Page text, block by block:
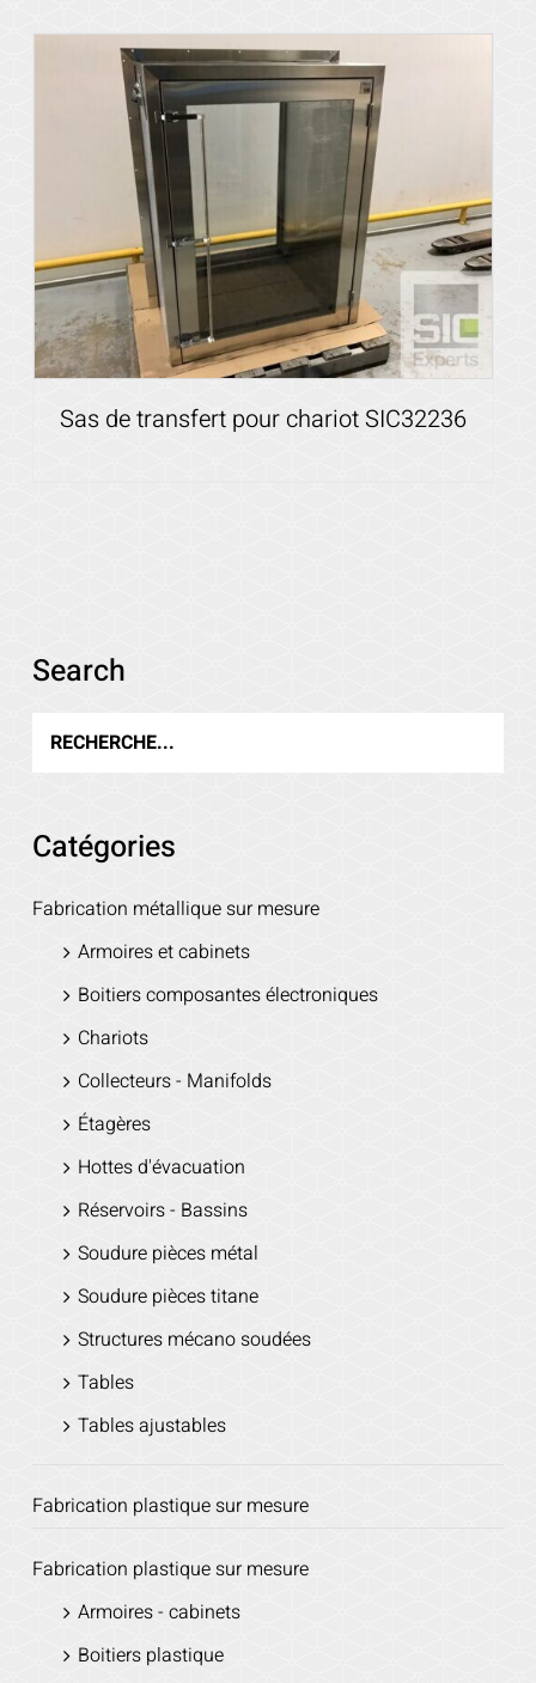
Voir les détails
Sas de transfert pour chariot SIC32236
Search
Catégories
Fabrication métallique sur mesure
Armoires et cabinets
Boitiers composantes électroniques
Chariots
Collecteurs - Manifolds
Étagères
Hottes d'évacuation
Réservoirs - Bassins
Soudure pièces métal
Soudure pièces titane
Structures mécano soudées
Tables
Tables ajustables
Fabrication plastique sur mesure
Fabrication plastique sur mesure
Armoires - cabinets
Boitiers plastique